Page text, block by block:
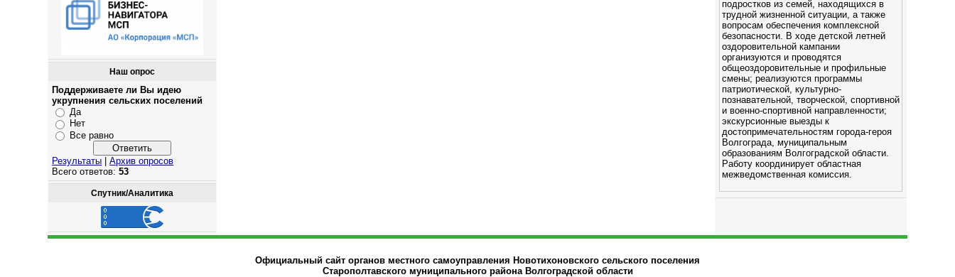
Наш опрос
Поддерживаете ли Вы идею
укрупнения сельских поселений
Да
Нет
Все равно
Результаты |Архив опросов
Всего ответов:53
Спутник/Аналитика
подростков из семей, находящихся в
трудной жизненной ситуации, а также
вопросам обеспечения комплексной
безопасности. В ходе детской летней
оздоровительной кампании
организуются и проводятся
общеоздоровительные и профильные
смены; реализуются программы
патриотической, культурно-
познавательной, творческой, спортивной
и военно-спортивной направленности;
экскурсионные выезды к
достопримечательностям города-героя
Волгограда, муниципальным
образованиям Волгоградской области.
Работу координирует областная
межведомственная комиссия.
Официальный сайт органов местного самоуправления Новотихоновского сельского поселения
Старополтавского муниципального района Волгоградской области